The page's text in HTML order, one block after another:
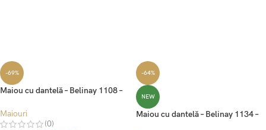
-69%
Maiou cu dantelă – Belinay 1108 –
Maiouri
(0)
-64%
NEW
Maiou cu dantelă – Belinay 1134 –